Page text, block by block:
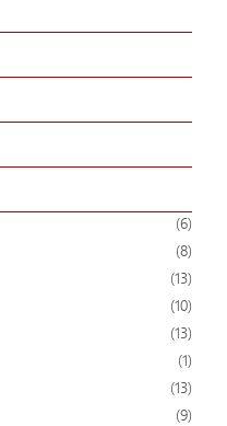
(6)
(8)
(13)
(10)
(13)
(1)
(13)
(9)